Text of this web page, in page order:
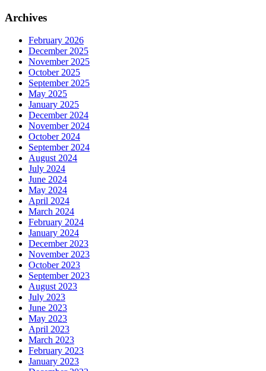
Archives
February 2026
December 2025
November 2025
October 2025
September 2025
May 2025
January 2025
December 2024
November 2024
October 2024
September 2024
August 2024
July 2024
June 2024
May 2024
April 2024
March 2024
February 2024
January 2024
December 2023
November 2023
October 2023
September 2023
August 2023
July 2023
June 2023
May 2023
April 2023
March 2023
February 2023
January 2023